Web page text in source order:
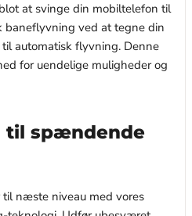
at svinge din mobiltelefon til
baneflyvning ved at tegne din
automatisk flyvning. Denne
for uendelige muligheder og
til spændende
næste niveau med vores